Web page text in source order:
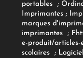
portables
;
Imprimantes;
marques
imprimantes
; F
e-produit/articles-
scolaires;